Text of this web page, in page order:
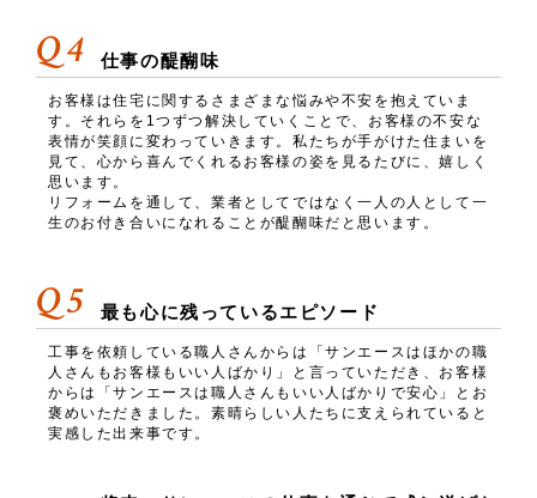
Q4 仕事の醍醐味
お客様は住宅に関するさまざまな悩みや不安を抱えていま
す。それらを1つずつ解決していくことで、お客様の不安な
表情が笑顔に変わっていきます。私たちが手がけた住まいを
見て、心から喜んでくれるお客様の姿を見るたびに、嬉しく
思います。
リフォームを通して、業者としてではなく一人の人として一
生のお付き合いになれることが醍醐味だと思います。
Q5 最も心に残っているエピソード
工事を依頼している職人さんからは「サンエースはほかの職
人さんもお客様もいい人ばかり」と言っていただき、お客様
からは「サンエースは職人さんもいい人ばかりで安心」とお
褒めいただきました。素晴らしい人たちに支えられていると
実感した出来事です。